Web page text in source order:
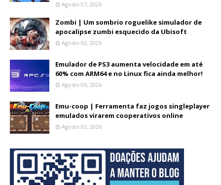
Agosto 07, 2026
Zombi | Um sombrio roguelike simulador de
apocalipse zumbi esquecido da Ubisoft
Agosto 02, 2026
Emulador de PS3 aumenta velocidade em até
60% com ARM64 e no Linux fica ainda melhor!
Agosto 06, 2026
Emu-coop | Ferramenta faz jogos singleplayer
emulados virarem cooperativos online
Agosto 03, 2026